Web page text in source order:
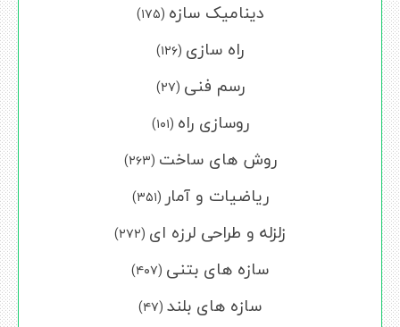
دینامیک سازه (۱۷۵)
راه سازی (۱۲۶)
رسم فنی (۲۷)
روسازی راه (۱۰۱)
روش های ساخت (۲۶۳)
ریاضیات و آمار (۳۵۱)
زلزله و طراحی لرزه ای (۲۷۲)
سازه های بتنی (۴۰۷)
سازه های بلند (۴۷)